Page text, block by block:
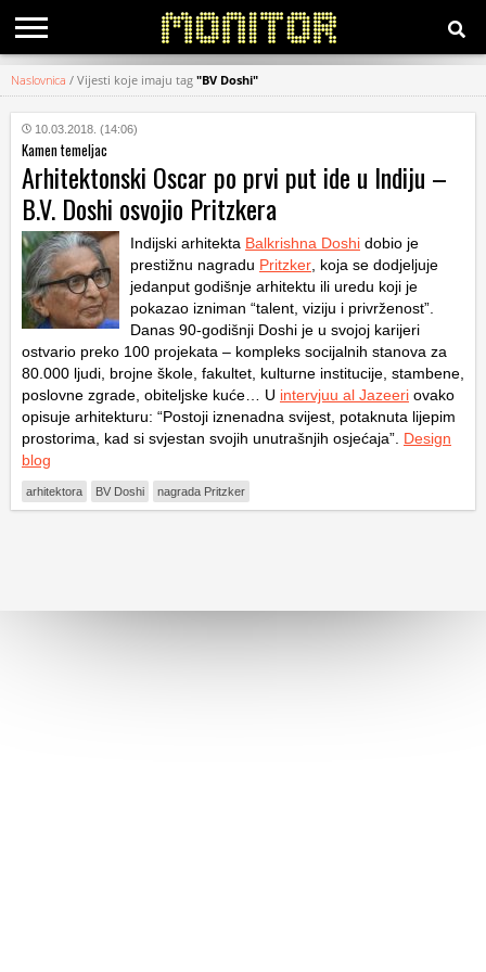
KATEGORIJE
HRVATSKI
WEB
Naslovnica / Vijesti koje imaju tag "BV Doshi"
10.03.2018. (14:06)
Kamen temeljac
Arhitektonski Oscar po prvi put ide u Indiju –
B.V. Doshi osvojio Pritzkera
Indijski arhitekta Balkrishna Doshi dobio je
prestižnu nagradu Pritzker , koja se dodjeljuje
jedanput godišnje arhitektu ili uredu koji je
pokazao izniman “talent, viziju i privrženost”.
Danas 90-godišnji Doshi je u svojoj karijeri
ostvario preko 100 projekata – kompleks socijalnih stanova za
80.000 ljudi, brojne škole, fakultet, kulturne institucije, stambene,
poslovne zgrade, obiteljske kuće… U intervjuu al Jazeeri ovako
opisuje arhitekturu: “Postoji iznenadna svijest, potaknuta lijepim
prostorima, kad si svjestan svojih unutrašnjih osjećaja”. Design
blog
arhitektora BV Doshi nagrada Pritzker